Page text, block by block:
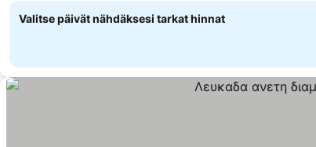
Valitse päivät nähdäksesi tarkat hinnat